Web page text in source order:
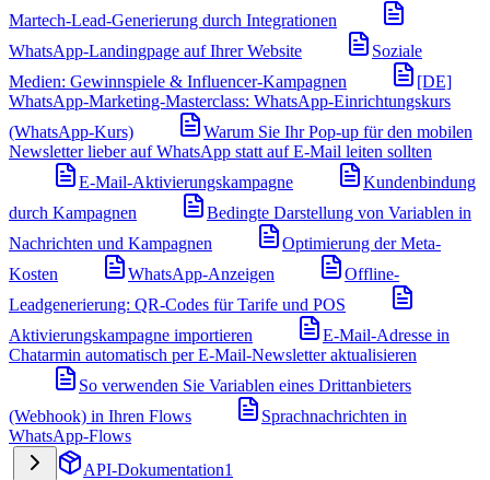
Martech-Lead-Generierung durch Integrationen
WhatsApp-Landingpage auf Ihrer Website
Soziale
Medien: Gewinnspiele & Influencer-Kampagnen
[DE]
WhatsApp-Marketing-Masterclass: WhatsApp-Einrichtungskurs
(WhatsApp-Kurs)
Warum Sie Ihr Pop-up für den mobilen
Newsletter lieber auf WhatsApp statt auf E-Mail leiten sollten
E-Mail-Aktivierungskampagne
Kundenbindung
durch Kampagnen
Bedingte Darstellung von Variablen in
Nachrichten und Kampagnen
Optimierung der Meta-
Kosten
WhatsApp-Anzeigen
Offline-
Leadgenerierung: QR-Codes für Tarife und POS
Aktivierungskampagne importieren
E-Mail-Adresse in
Chatarmin automatisch per E-Mail-Newsletter aktualisieren
So verwenden Sie Variablen eines Drittanbieters
(Webhook) in Ihren Flows
Sprachnachrichten in
WhatsApp-Flows
API-Dokumentation1